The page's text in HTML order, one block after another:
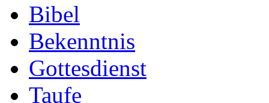
Bibel
Bekenntnis
Gottesdienst
Taufe